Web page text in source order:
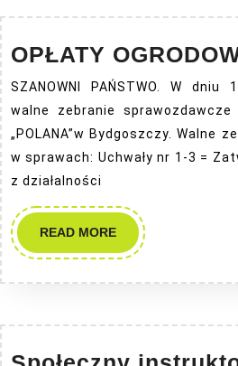
OPŁATY
SZANOWNI PAŃSTWO. W dniu
walne zebranie sprawozdawcze
„POLANA”w Bydgoszczy. Walne
w sprawach: Uchwały nr 1-3 =
z działalności
READ MOREREAD
MORE